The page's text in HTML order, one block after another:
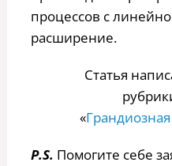
процессов с
расширение.
Статья
«
P.S. Помогите себе